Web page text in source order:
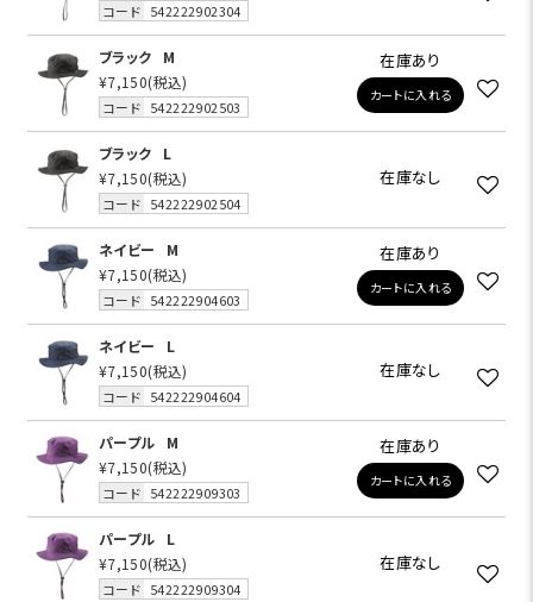
コード 542222902304
ブラック
M
¥7,150(税込)
コード 542222902503
在庫あり
カートに入れる
ブラック
L
¥7,150(税込)
コード 542222902504
在庫なし
ネイビー
M
¥7,150(税込)
コード 542222904603
在庫あり
カートに入れる
ネイビー
L
¥7,150(税込)
コード 542222904604
在庫なし
パープル
M
¥7,150(税込)
コード 542222909303
在庫あり
カートに入れる
パープル
L
¥7,150(税込)
コード 542222909304
在庫なし